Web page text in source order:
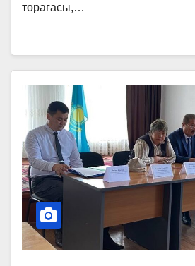
төрағасы,…